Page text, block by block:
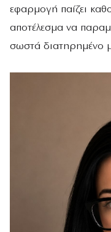
εφαρμογή παίζει
αποτέλεσμα να
σωστά διατηρημένο